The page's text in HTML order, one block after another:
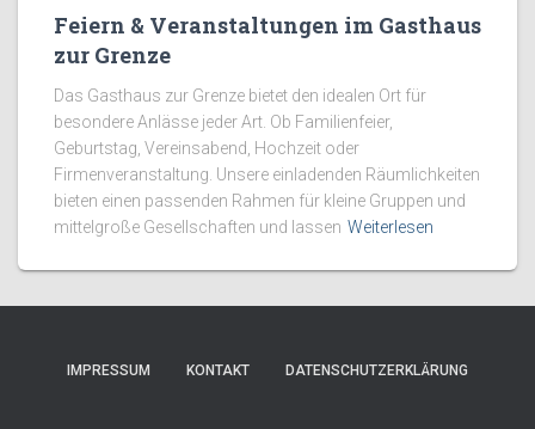
Feiern & Veranstaltungen im Gasthaus
zur Grenze
Das Gasthaus zur Grenze bietet den idealen Ort für
besondere Anlässe jeder Art. Ob Familienfeier,
Geburtstag, Vereinsabend, Hochzeit oder
Firmenveranstaltung. Unsere einladenden Räumlichkeiten
bieten einen passenden Rahmen für kleine Gruppen und
mittelgroße Gesellschaften und lassen Weiterlesen
IMPRESSUM KONTAKT DATENSCHUTZERKLÄRUNG